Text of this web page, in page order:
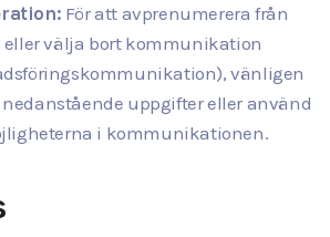
För att avprenumerera från
eller välja bort kommunikation
vänligen
uppgifter eller använd
i kommunikationen.